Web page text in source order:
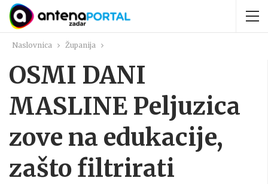
Naslovnica Županija
OSMI DANI
MASLINE Peljuzica
zove na edukacije,
zašto filtrirati